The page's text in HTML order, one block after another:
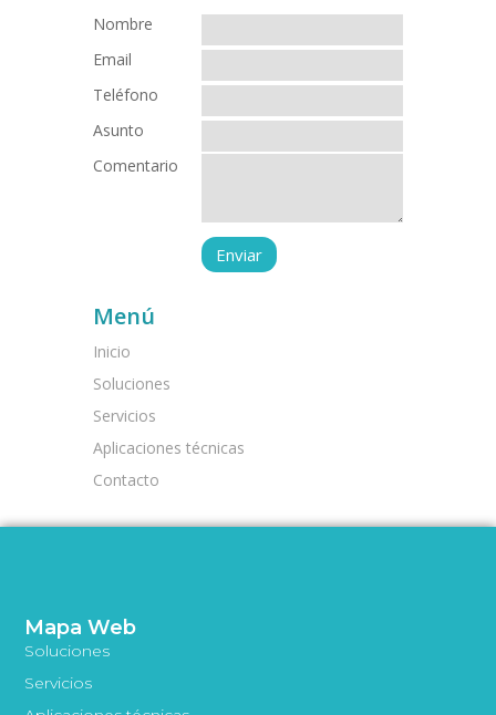
Nombre
Email
Teléfono
Asunto
Comentario
Menú
Inicio
Soluciones
Servicios
Aplicaciones técnicas
Contacto
Mapa Web
Soluciones
Servicios